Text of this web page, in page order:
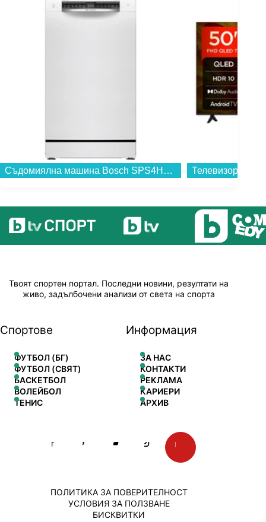
Съдомиялна машина Bosch SPS4HMW49E*** , 10 комплекта, E...
Твоят спортен портал. Последни новини, резултати на
живо, задълбочени анализи от света на спорта
Спортове
ФУТБОЛ (БГ)
ФУТБОЛ (СВЯТ)
БАСКЕТБОЛ
ВОЛЕЙБОЛ
ТЕНИС
Информация
ЗА НАС
КОНТАКТИ
РЕКЛАМА
КАРИЕРИ
АРХИВ
ПОЛИТИКА ЗА ПОВЕРИТЕЛНОСТ
УСЛОВИЯ ЗА ПОЛЗВАНЕ
БИСКВИТКИ